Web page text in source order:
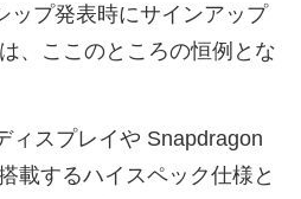
ップ発表時にサインアップ
、ここのところの恒例とな
ィスプレイや Snapdragon
載するハイスペック仕様と